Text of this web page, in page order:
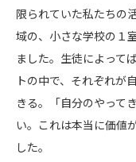
限られていた私たちの
域の、小さな学校の１
ました。生徒によって
トの中で、それぞれが
きる。「自分のやって
い。これは本当に価値
した。